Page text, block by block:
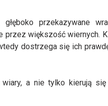
głęboko przekazywane
przez większość wiernych.
dostrzega się ich
a nie tylko kierują